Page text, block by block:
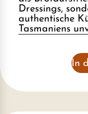
Dressings,
authentische
Tasmaniens
In